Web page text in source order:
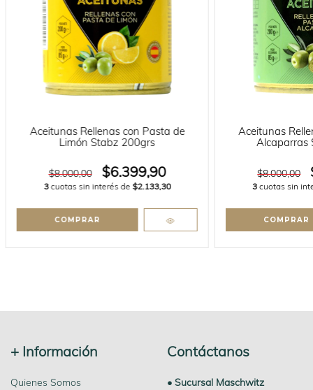
Aceitunas Rellenas con Pasta de
Limón Stabz 200grs
$8.000,00 $6.399,90
3 cuotas sin interés de $2.133,30
Aceitunas
Alcaparras
$8.000,00
3 cuotas sin
+ Información
Quienes Somos
Contáctanos
• Sucursal Maschwitz